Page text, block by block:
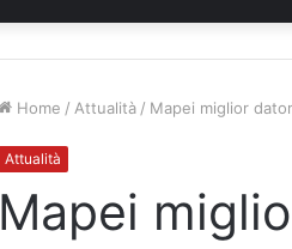
Home / Attualità / Mapei miglior
Attualità
Mapei